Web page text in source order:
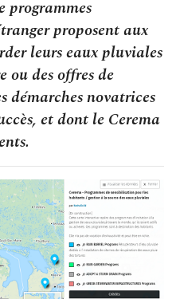
programmes
proposent aux
leurs eaux pluviales
ou des offres de
novatrices
et dont le Cerema